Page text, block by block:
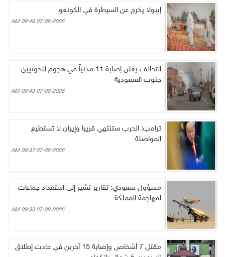
إيبولا يخرج عن السيطرة في الكونغو
07-08-2026 09:49 AM
التحالف يعلن إصابة 11 مدنياً في هجوم للحوثيين
جنوب السعودية
07-08-2026 09:43 AM
ترامب: الحرب ستنتهي قريبا وإيران لا تستطيع
المواصلة
07-08-2026 09:37 AM
مسؤول سعودي: تقارير تشير إلى استعداد جماعات
لمهاجمة المملكة
07-08-2026 09:33 AM
مقتل 7 أشخاص وإصابة 15 آخرين في حادث إطلاق